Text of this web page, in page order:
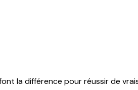
la différence pour réussir de